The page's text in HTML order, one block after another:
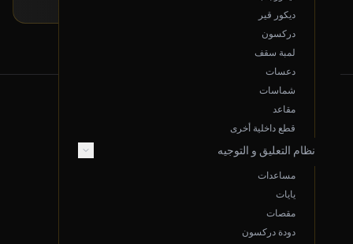
ديكور قير
دركسون
لمبة سقف
دعسات
شماسات
مقاعد
قطع داخلية أخرى
نظام التعليق و التوجيه
مساعدات
يايات
مقصات
دودة دركسون
من نحن
عن سوم.نت
الموقع: الدمام، المملكة العربية السعودية